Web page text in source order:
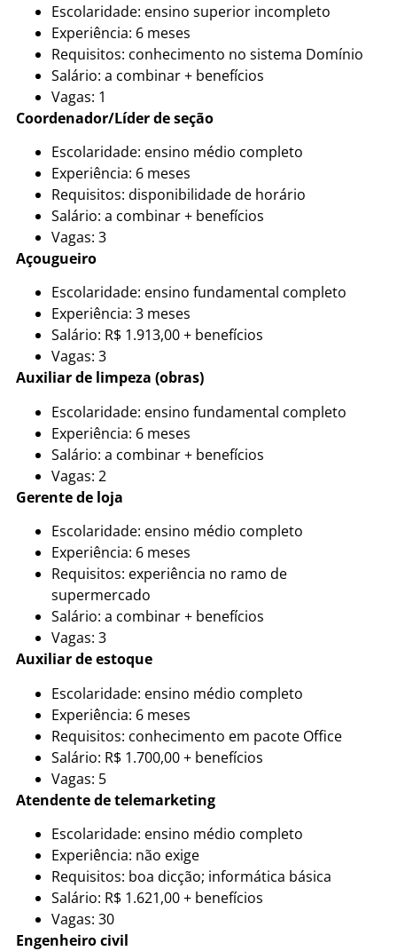
Escolaridade: ensino superior incompleto
Experiência: 6 meses
Requisitos: conhecimento no sistema Domínio
Salário: a combinar + benefícios
Vagas: 1
Coordenador/Líder de seção
Escolaridade: ensino médio completo
Experiência: 6 meses
Requisitos: disponibilidade de horário
Salário: a combinar + benefícios
Vagas: 3
Açougueiro
Escolaridade: ensino fundamental completo
Experiência: 3 meses
Salário: R$ 1.913,00 + benefícios
Vagas: 3
Auxiliar de limpeza (obras)
Escolaridade: ensino fundamental completo
Experiência: 6 meses
Salário: a combinar + benefícios
Vagas: 2
Gerente de loja
Escolaridade: ensino médio completo
Experiência: 6 meses
Requisitos: experiência no ramo de
supermercado
Salário: a combinar + benefícios
Vagas: 3
Auxiliar de estoque
Escolaridade: ensino médio completo
Experiência: 6 meses
Requisitos: conhecimento em pacote Office
Salário: R$ 1.700,00 + benefícios
Vagas: 5
Atendente de telemarketing
Escolaridade: ensino médio completo
Experiência: não exige
Requisitos: boa dicção; informática básica
Salário: R$ 1.621,00 + benefícios
Vagas: 30
Engenheiro civil